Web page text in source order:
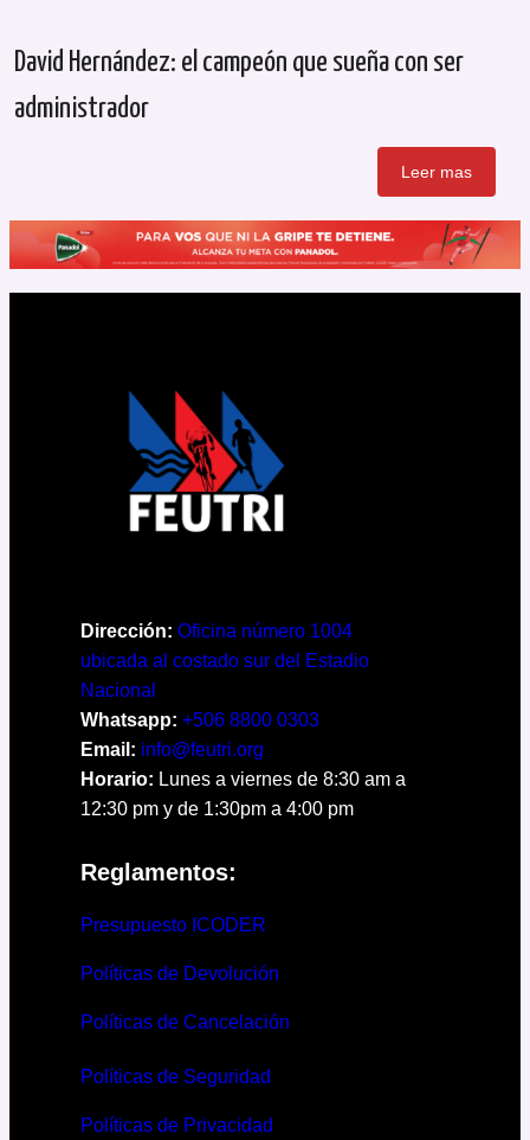
David Hernández: el campeón que sueña con ser
administrador
Leer mas
Dirección: Oficina número 1004
ubicada al costado sur del Estadio
Nacional
Whatsapp: +506 8800 0303
Email: info@feutri.org
Horario: Lunes a viernes de 8:30 am a
12:30 pm y de 1:30pm a 4:00 pm
Reglamentos:
Presupuesto ICODER
Políticas de Devolución
Políticas de Cancelación
Políticas de Seguridad
Políticas de Privacidad